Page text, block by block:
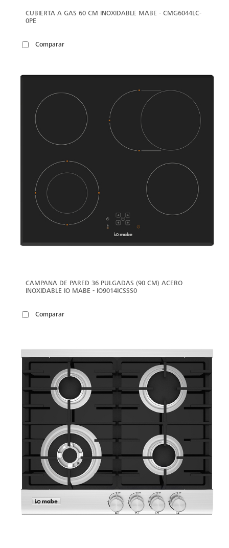
CUBIERTA A GAS 60 CM INOXIDABLE MABE - CMG6044LC-
0PE
Comparar
MÁS
CAMPANA DE PARED 36 PULGADAS (90 CM) ACERO
INOXIDABLE IO MABE - IO9014ICSSS0
Comparar